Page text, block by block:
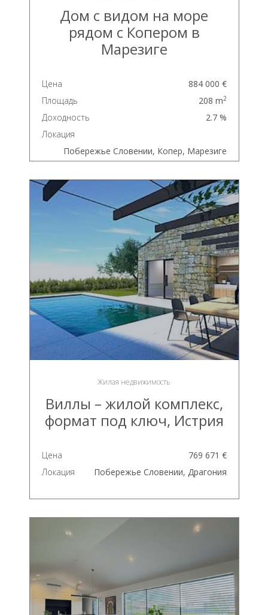
Дом с видом на море
рядом с Копером в
Марезиге
Цена
884 000 €
Площадь
208 m2
Доходность
2.7 %
Локация
Побережье Словении, Копер, Марезиге
Жилая недвижимость
Виллы – жилой комплекс,
формат под ключ, Истрия
Цена
769 671 €
Локация
Побережье Словении, Драгония